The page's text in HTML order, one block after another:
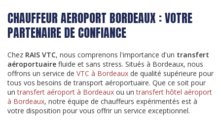
CHAUFFEUR AEROPORT BORDEAUX : VOTRE
PARTENAIRE DE CONFIANCE
Chez RAIS VTC, nous comprenons l'importance d'un transfert
aéroportuaire fluide et sans stress. Situés à Bordeaux, nous
offrons un service de VTC à Bordeaux de qualité supérieure pour
tous vos besoins de transport aéroportuaire. Que ce soit pour
untransfert aéroport à Bordeaux ou untransfert hôtel aéroport
à Bordeaux, notre équipe de chauffeurs expérimentés est à
votre disposition pour vous offrir un service exceptionnel.